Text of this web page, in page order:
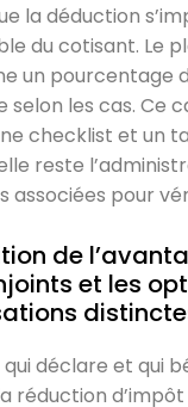
la déduction
du cotisant. Le
un pourcentage
selon les cas. Ce
checklist et un
reste
associées pour
de
et les
qui déclare et qui
réduction d’impôt